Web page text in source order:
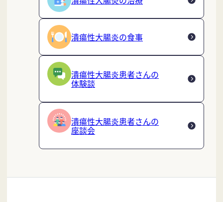
潰瘍性大腸炎の食事
潰瘍性大腸炎患者さんの
体験談
潰瘍性大腸炎患者さんの
座談会